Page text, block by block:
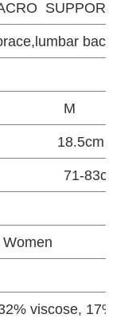
SUPPORT
,lumbar back
M
18.5cm
71-83см
Women
viscose, 17%